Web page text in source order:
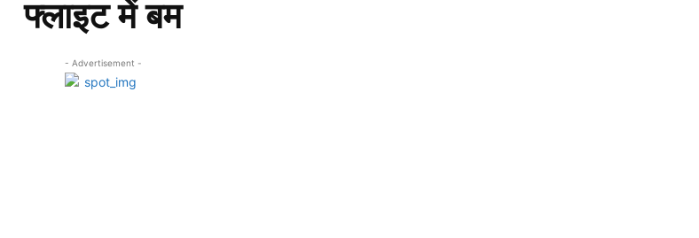
फ्लाइट में बम
- Advertisement -